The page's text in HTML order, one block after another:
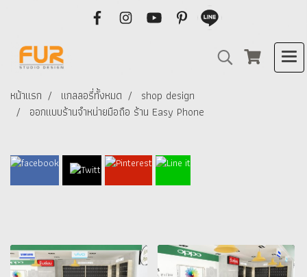
หน้าแรก แกลลอรี่ทั้งหมด
shop design
ออกแบบร้านจำหน่ายมือถือ ร้าน Easy Phone